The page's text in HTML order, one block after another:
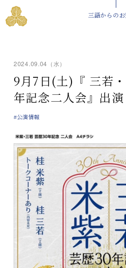
三語からの
2024.09.04（水）
9月7日(土)『 三若
年記念二人会』出演
#公演情報